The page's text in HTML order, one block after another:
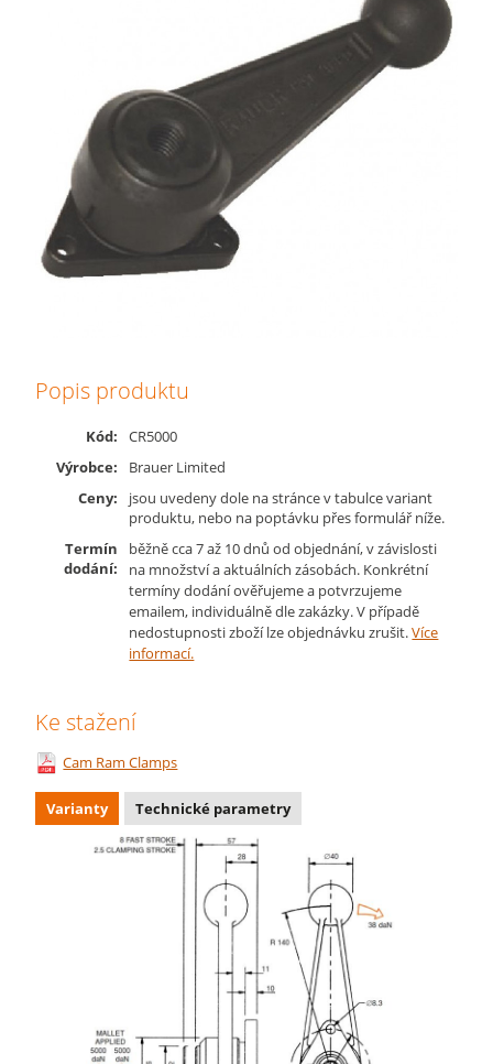
Popis produktu
Kód:
CR5000
Výrobce:
Brauer Limited
Ceny:
jsou uvedeny dole na stránce v tabulce variant
produktu, nebo na poptávku přes formulář níže.
Termín
dodání:
běžně cca 7 až 10 dnů od objednání, v závislosti
na množství a aktuálních zásobách. Konkrétní
termíny dodání ověřujeme a potvrzujeme
emailem, individuálně dle zakázky. V případě
nedostupnosti zboží lze objednávku zrušit.Více
informací.
Ke stažení
Cam Ram Clamps
Varianty Technické parametry